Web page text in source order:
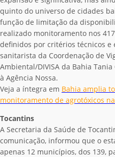
quinto do universo de cidades
função de limitação da
realizado monitoramento nos
definidos por critérios técnicos e
sanitarista da Coordenação de
Ambiental/DIVISA da Bahia
à Agência Nossa.
Veja a íntegra em Bahia amplia
monitoramento de agrotóxicos
Tocantins
A Secretaria da Saúde de
comunicação, informou que o
apenas 12 municípios, dos 139,